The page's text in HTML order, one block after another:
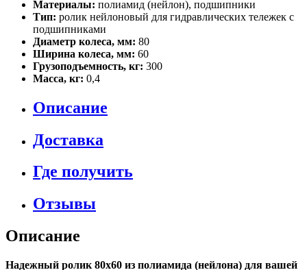
Материалы: полиамид (нейлон), подшипники
Тип: ролик нейлоновый для гидравлических тележек с
подшипниками
Диаметр колеса, мм: 80
Ширина колеса, мм: 60
Грузоподъемность, кг: 300
Масса, кг: 0,4
Описание
Доставка
Где получить
Отзывы
Описание
Надежный ролик 80х60 из полиамида (нейлона) для вашей